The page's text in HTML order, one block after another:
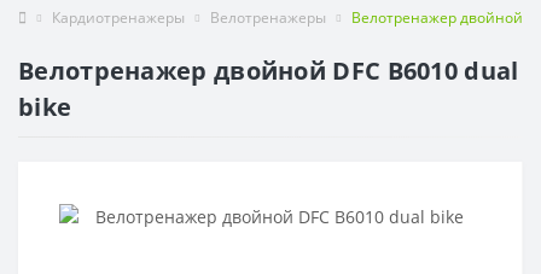
Кардиотренажеры Велотренажеры Велотренажер двойной
Велотренажер двойной DFC B6010 dual
bike